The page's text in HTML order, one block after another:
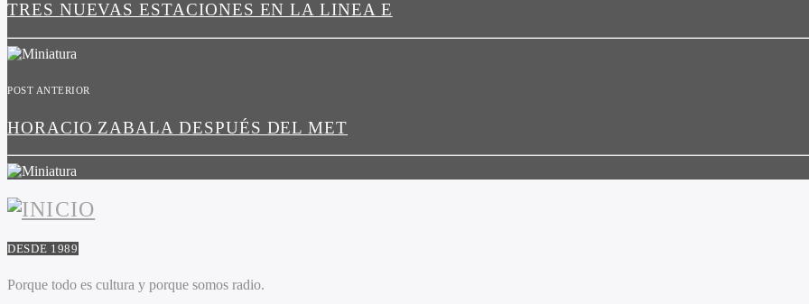
TRES NUEVAS ESTACIONES EN LA LINEA E
POST ANTERIOR
HORACIO ZABALA DESPUÉS DEL MET
DESDE 1989
Porque todo es cultura y porque somos radio.